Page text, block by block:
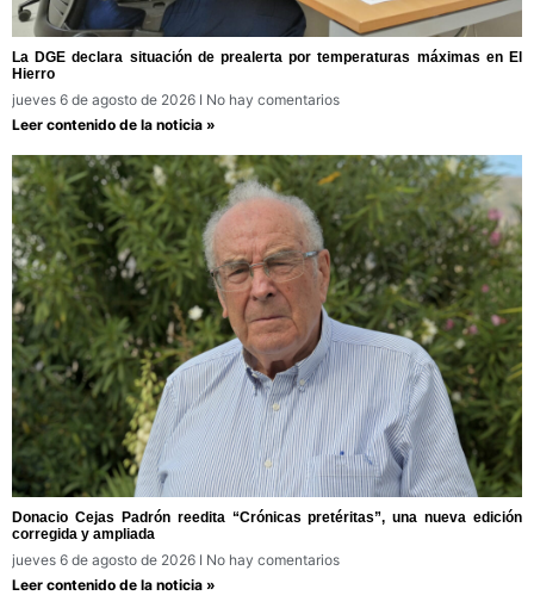
La DGE declara situación de prealerta por temperaturas máximas en El
Hierro
jueves 6 de agosto de 2026
No hay comentarios
Leer contenido de la noticia »
Donacio Cejas Padrón reedita “Crónicas pretéritas”, una nueva edición
corregida y ampliada
jueves 6 de agosto de 2026
No hay comentarios
Leer contenido de la noticia »